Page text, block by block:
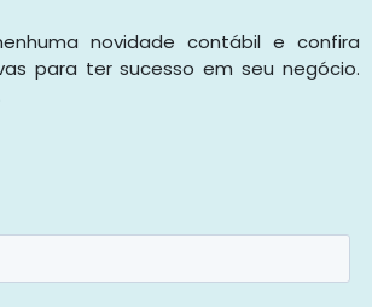
novidade contábil e confira
para ter sucesso em seu negócio.